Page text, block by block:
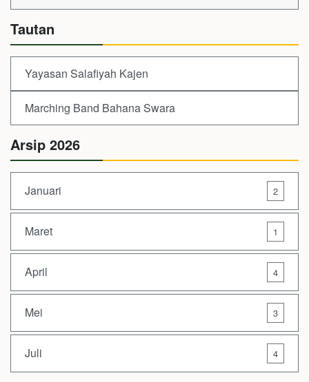
Tautan
Yayasan Salafiyah Kajen
Marching Band Bahana Swara
Arsip 2026
Januari 2
Maret 1
April 4
Mei 3
Juli 4